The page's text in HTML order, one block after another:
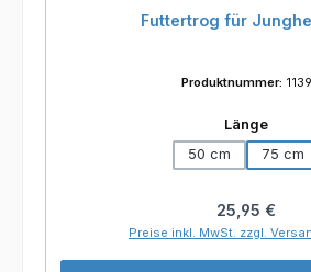
Futtertrog für
Produktnummer: 1139
Länge
50 cm
75 cm
Regulärer
25,95 €
Preise inkl. MwSt. zzgl.